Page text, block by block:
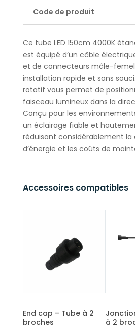
Code de produit
Ce tube LED 150cm 4000K
est équipé d’un câble
et de connecteurs mâle-
installation rapide et sans
rotatif vous permet de
faisceau lumineux dans la
Conçu pour les
un éclairage fiable et
réduisant considérablement
d’énergie et les coûts de
Accessoires compatibles
End cap – Tube à 2
broches
à 2